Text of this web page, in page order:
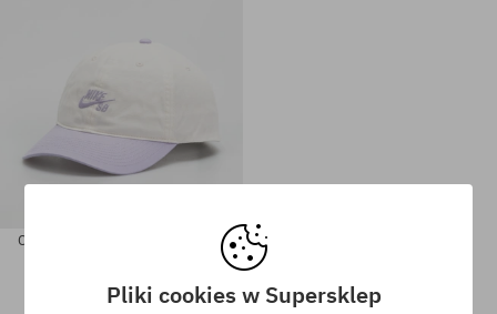
Czapka z daszkiem Nike SB Club
Pliki cookies w Supersklep